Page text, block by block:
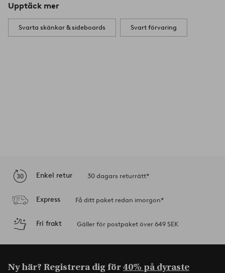
Upptäck mer
Svarta skänkar & sideboards Svart förvaring
Enkel retur 30 dagars returrätt*
Express Få ditt paket redan imorgon*
Fri frakt Gäller för postpaket över 649 SEK
Ny här? Registrera dig för40% på dyraste